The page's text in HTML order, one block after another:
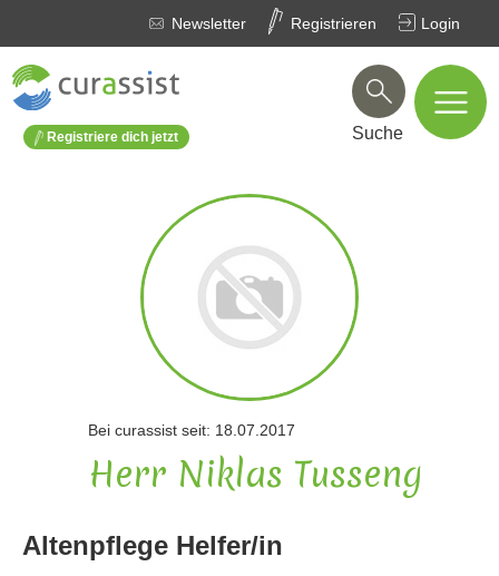
Login
Registrieren
Newsletter
Registriere dich jetzt Suche
Bei curassist seit: 18.07.2017
Herr Niklas Tusseng
Altenpflege Helfer/in